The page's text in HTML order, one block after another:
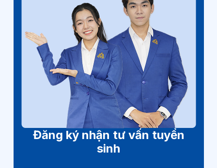
Đăng ký nhận tư vấn tuyển
sinh